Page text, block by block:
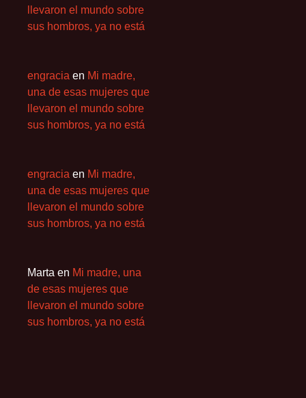
llevaron el mundo sobre
sus hombros, ya no está
engracia en Mi madre,
una de esas mujeres que
llevaron el mundo sobre
sus hombros, ya no está
engracia en Mi madre,
una de esas mujeres que
llevaron el mundo sobre
sus hombros, ya no está
Marta en Mi madre, una
de esas mujeres que
llevaron el mundo sobre
sus hombros, ya no está